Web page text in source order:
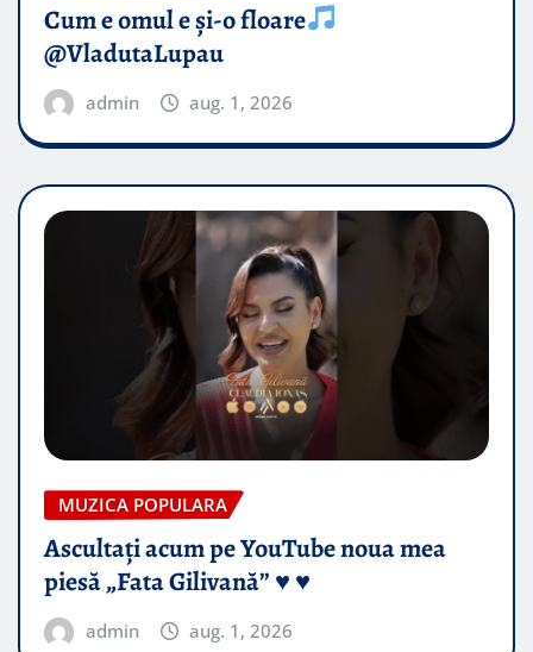
Cum e omul e și-o floare
@VladutaLupau
admin aug. 1, 2026
MUZICA POPULARA
Ascultați acum pe YouTube noua mea
piesă „Fata Gilivană” ♥️ ♥️
admin aug. 1, 2026